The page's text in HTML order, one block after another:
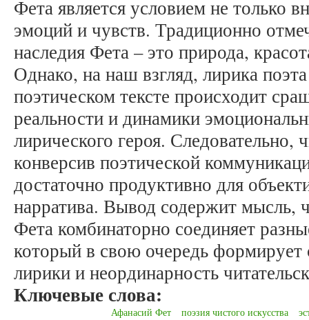
Фета является условием не только
эмоций и чувств. Традиционно
наследия Фета – это природа,
Однако, на наш взгляд, лирика
поэтическом тексте происходит
реальности и динамики
лирического героя. Следовательно,
конверсив поэтической
достаточно продуктивно для
нарратива. Вывод содержит мысль,
Фета комбинаторно соединяет
который в свою очередь формирует
лирики и неординарность
Ключевые слова:
Афанасий Фет поэзия чистого искусства